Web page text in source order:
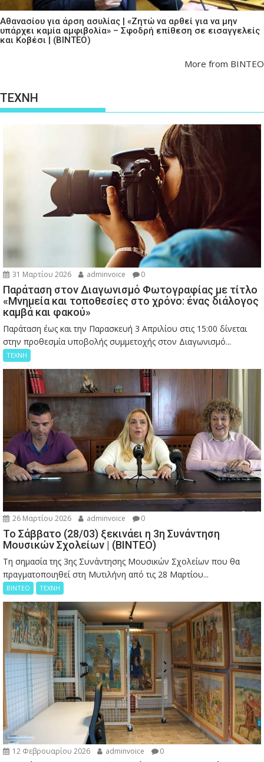
Αθανασίου για άρση ασυλίας | «Ζητώ να αρθεί για να μην
υπάρχει καμία αμφιβολία» – Σφοδρή επίθεση σε εισαγγελείς
και Κοβέσι | (ΒΙΝΤΕΟ)
More from ΒΙΝΤΕΟ
ΤΕΧΝΗ
31 Μαρτίου 2026 adminvoice 0
Παράταση στον Διαγωνισμό Φωτογραφίας με τίτλο
«Μνημεία και τοποθεσίες στο χρόνο: ένας διάλογος
καμβά και φακού»
Παράταση έως και την Παρασκευή 3 Απριλίου στις 15:00 δίνεται
στην προθεσμία υποβολής συμμετοχής στον Διαγωνισμό...
ΤΕΧΝΗ
26 Μαρτίου 2026 adminvoice 0
Το Σάββατο (28/03) ξεκινάει η 3η Συνάντηση
Μουσικών Σχολείων | (ΒΙΝΤΕΟ)
Τη σημασία της 3ης Συνάντησης Μουσικών Σχολείων που θα
πραγματοποιηθεί στη Μυτιλήνη από τις 28 Μαρτίου...
ΒΙΝΤΕΟ ΤΕΧΝΗ
12 Φεβρουαρίου 2026 adminvoice 0